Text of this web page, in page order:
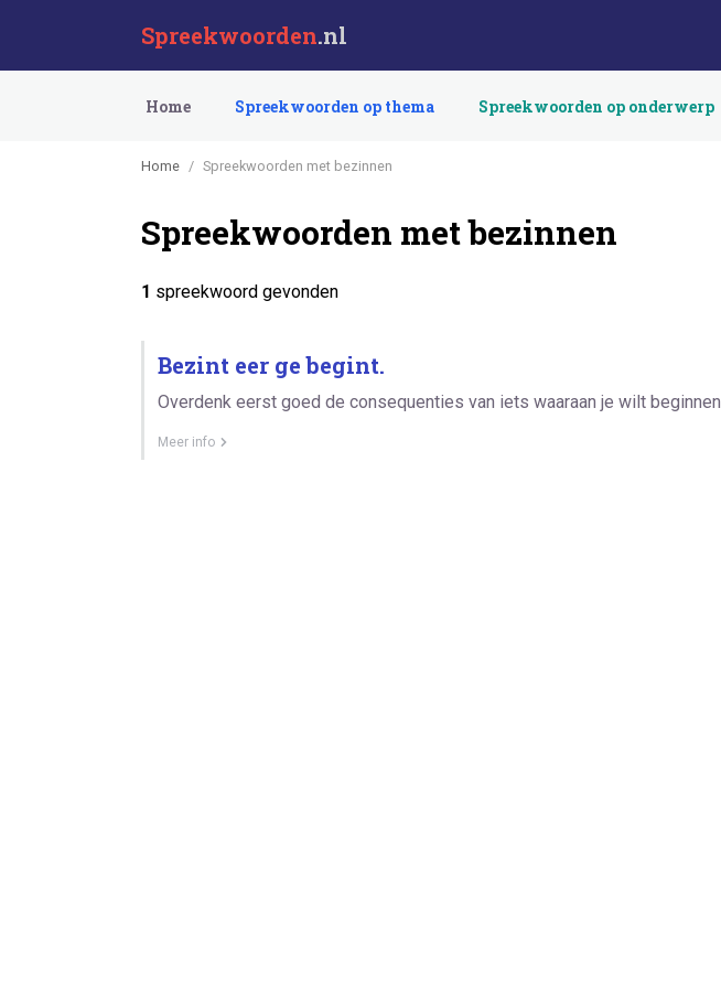
Spreekwoorden.nl
Home Spreekwoorden op thema Spreekwoorden op onderwerp
Home Spreekwoorden met bezinnen
Spreekwoorden met bezinnen
1 spreekwoord gevonden
Bezint eer ge begint.
Overdenk eerst goed de consequenties van iets waaraan je wilt beginnen.
Meer info